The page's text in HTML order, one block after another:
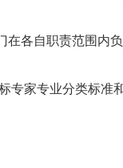
在各自职责范围内
专家专业分类标准